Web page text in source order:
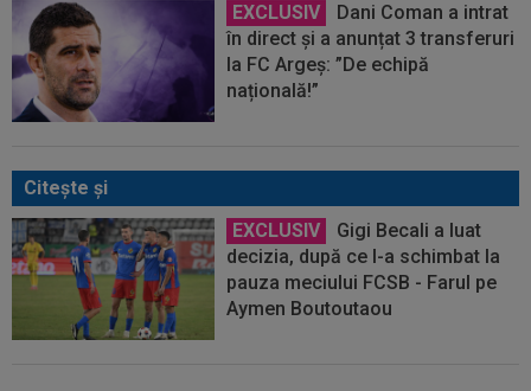
EXCLUSIV
Dani Coman a intrat
în direct și a anunțat 3 transferuri
la FC Argeș: ”De echipă
națională!”
Citeşte şi
EXCLUSIV
Gigi Becali a luat
decizia, după ce l-a schimbat la
pauza meciului FCSB - Farul pe
Aymen Boutoutaou